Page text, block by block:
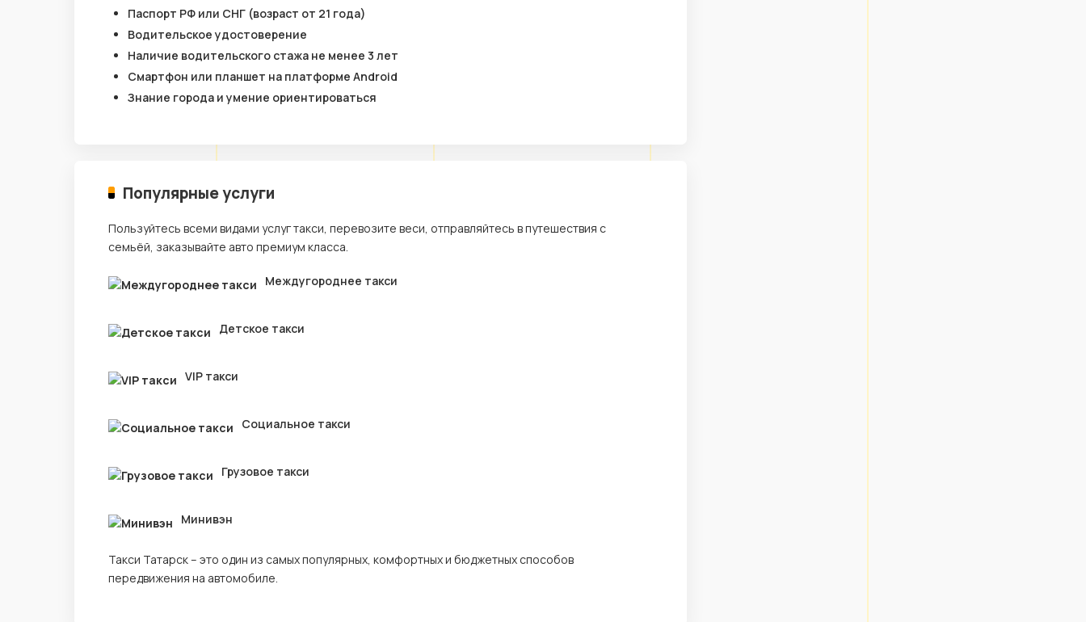
Паспорт РФ или СНГ (возраст от 21 года)
Водительское удостоверение
Наличие водительского стажа не менее 3 лет
Смартфон или планшет на платформе Android
Знание города и умение ориентироваться
Популярные услуги
Пользуйтесь всеми видами услуг такси, перевозите веси, отправляйтесь в путешествия с
семьёй, заказывайте авто премиум класса.
Междугороднее такси
Детское такси
VIP такси
Социальное такси
Грузовое такси
Минивэн
Такси Татарск – это один из самых популярных, комфортных и бюджетных способов
передвижения на автомобиле.